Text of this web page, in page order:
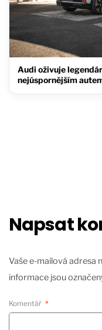
Audi oživuje
nejúspornějším
Napsat
Vaše e-mailová adresa
informace jsou
Komentář *